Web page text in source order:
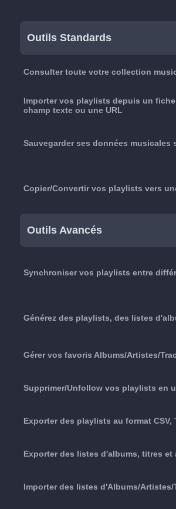
Outils Standards
Consulter toute votre collection
Importer vos playlists depuis un ficher
champ texte ou une URL
Sauvegarder ses données musicales
Copier/Convertir vos playlists vers
Outils Avancés
Synchroniser vos playlists entre
Générez des playlists, des listes
Gérer vos favoris Albums/Artistes/
Supprimer/Unfollow vos playlists en
Exporter des playlists au format CSV,
Exporter des listes d'albums, titres et
Importer des listes d'Albums/Artistes/